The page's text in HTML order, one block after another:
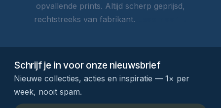
opvallende prints. Altijd scherp geprijsd,
rechtstreeks van fabrikant.
Schrijf je in voor onze nieuwsbrief
Nieuwe collecties, acties en inspiratie — 1× per
week, nooit spam.